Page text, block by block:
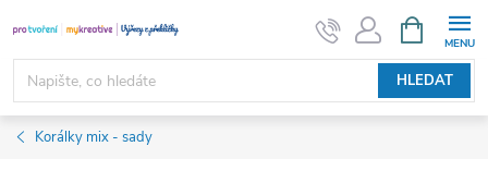
na
obsah
HLEDAT
NÁKUPNÍ
KOŠÍK
Korálky mix - sady